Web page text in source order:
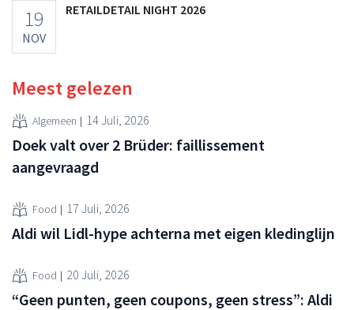
19
NOV
RETAILDETAIL NIGHT 2026
Meest gelezen
Algemeen 14 Juli, 2026
Doek valt over 2 Brüder: faillissement
aangevraagd
Food 17 Juli, 2026
Aldi wil Lidl-hype achterna met eigen kledinglijn
Food 20 Juli, 2026
“Geen punten, geen coupons, geen stress”: Aldi